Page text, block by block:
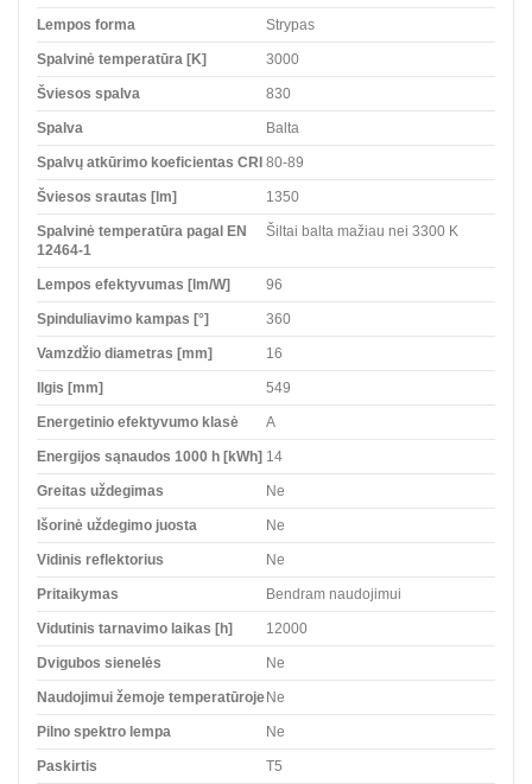
Lempos forma Strypas
Spalvinė temperatūra [K] 3000
Šviesos spalva 830
Spalva Balta
Spalvų atkūrimo koeficientas CRI 80-89
Šviesos srautas [lm] 1350
Spalvinė temperatūra pagal EN
12464-1
Šiltai balta mažiau nei 3300 K
Lempos efektyvumas [lm/W] 96
Spinduliavimo kampas [°] 360
Vamzdžio diametras [mm] 16
Ilgis [mm] 549
Energetinio efektyvumo klasė A
Energijos sąnaudos 1000 h [kWh] 14
Greitas uždegimas Ne
Išorinė uždegimo juosta Ne
Vidinis reflektorius Ne
Pritaikymas Bendram naudojimui
Vidutinis tarnavimo laikas [h] 12000
Dvigubos sienelės Ne
Naudojimui žemoje temperatūroje Ne
Pilno spektro lempa Ne
Paskirtis T5